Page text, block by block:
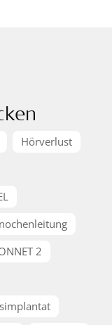
Hörverlust
2